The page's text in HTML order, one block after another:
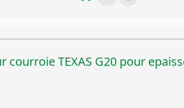
courroie TEXAS G20 pour